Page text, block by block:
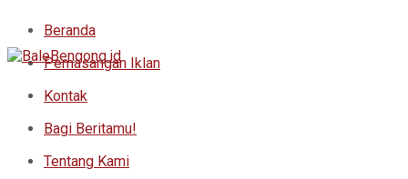
Beranda
Pemasangan Iklan
Kontak
Bagi Beritamu!
Tentang Kami